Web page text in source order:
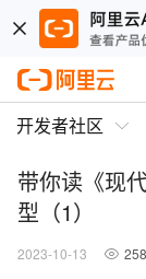
开发者社区
带你读《现
型（1）
2023-10-13 258